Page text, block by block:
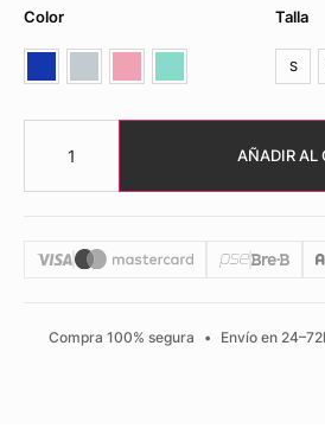
Color Talla
S
AÑADIR AL
Compra 100% segura • Envío en